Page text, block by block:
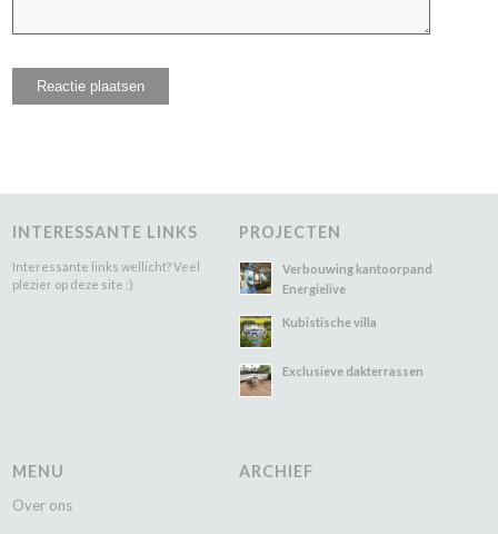
INTERESSANTE LINKS
Interessante links wellicht? Veel
plezier op deze site :)
PROJECTEN
Verbouwing kantoorpand
Energielive
Kubistische villa
Exclusieve dakterrassen
MENU
Over ons
ARCHIEF